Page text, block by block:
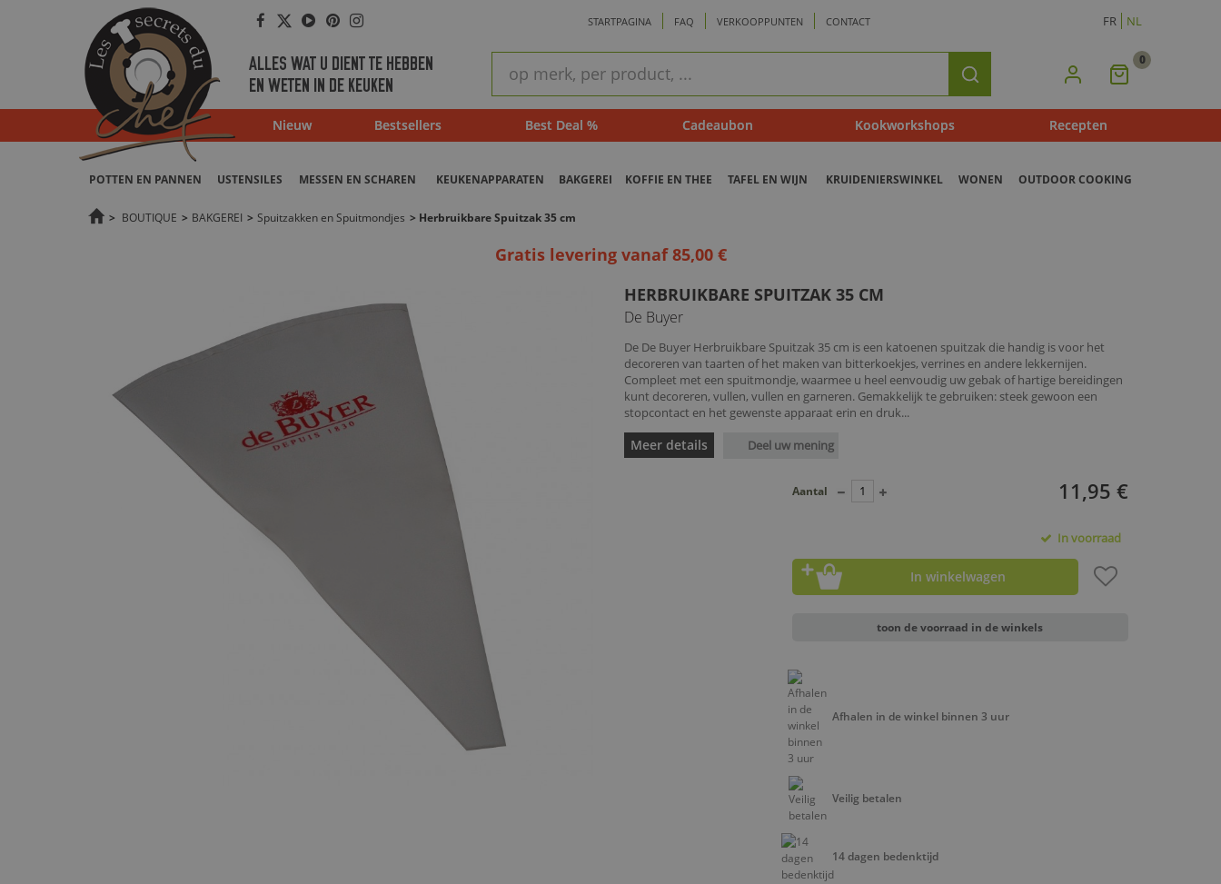
Facebook
Twitter
Youtube
Pinterest
Instagram STARTPAGINA FAQ VERKOOPPUNTEN CONTACT FR NL
ALLES WAT U DIENT TE HEBBEN
EN WETEN IN DE KEUKEN
zoeken
Zoeken Mijn
0
Nieuw Bestsellers Best Deal % Cadeaubon Kookworkshops Recepten
POTTEN EN PANNEN USTENSILES MESSEN EN SCHAREN KEUKENAPPARATEN BAKGEREI KOFFIE EN THEE TAFEL EN WIJN KRUIDENIERSWINKEL WONEN OUTDOOR COOKING
> BOUTIQUE > BAKGEREI > Spuitzakken en Spuitmondjes > Herbruikbare Spuitzak 35 cm
Gratis levering vanaf 85,00 €
HERBRUIKBARE SPUITZAK 35 CM
De Buyer
De De Buyer Herbruikbare Spuitzak 35 cm is een katoenen spuitzak die handig is voor het
decoreren van taarten of het maken van bitterkoekjes, verrines en andere lekkernijen.
Compleet met een spuitmondje, waarmee u heel eenvoudig uw gebak of hartige bereidingen
kunt decoreren, vullen, vullen en garneren. Gemakkelijk te gebruiken: steek gewoon een
stopcontact en het gewenste apparaat erin en druk...
Meer details Deel uw mening
11,95 €
Aantal
In voorraad
In winkelwagen
toon de voorraad in de winkels
Afhalen in de winkel binnen 3 uur
Veilig betalen
14 dagen bedenktijd